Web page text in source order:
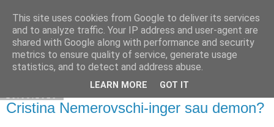
Cuibul cu vipere
Cristina Nemerovschi-inger sau demon?
This site uses cookies from Google to deliver its services
and to analyze traffic. Your IP address and user-agent are
shared with Google along with performance and security
metrics to ensure quality of service, generate usage
statistics, and to detect and address abuse.
LEARN MORE GOT IT